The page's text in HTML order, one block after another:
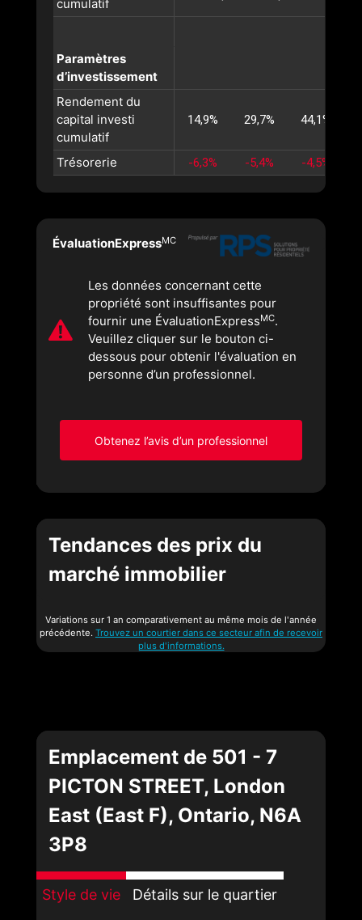
cumulatif
Paramètres
d’investissement
Rendement du
capital investi
cumulatif
14,9% 29,7% 44,1%
Trésorerie -6,3% -5,4% -4,5%
ÉvaluationExpressMC
Les données concernant cette
propriété sont insuffisantes pour
fournir une ÉvaluationExpressMC.
Veuillez cliquer sur le bouton ci-
dessous pour obtenir l'évaluation en
personne d’un professionnel.
Obtenez l’avis d’un professionnel
Tendances des prix du
marché immobilier
Variations sur 1 an comparativement au même mois de l'année
précédente. Trouvez un courtier dans ce secteur afin de recevoir
plus d'informations.
Emplacement de 501 - 7
PICTON STREET, London
East (East F), Ontario, N6A
3P8
Style de vie Détails sur le quartier